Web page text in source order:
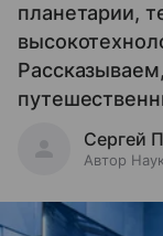
планетарии,
Сергей
Автор